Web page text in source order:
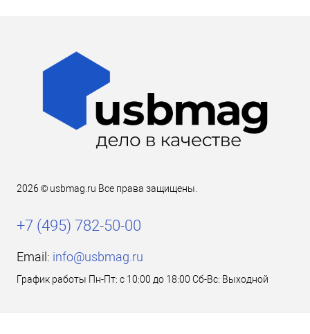
2026 © usbmag.ru Все права защищены.
+7 (495) 782-50-00
Email: info@usbmag.ru
График работы Пн-Пт: с 10:00 до 18:00 Сб-Вс: Выходной